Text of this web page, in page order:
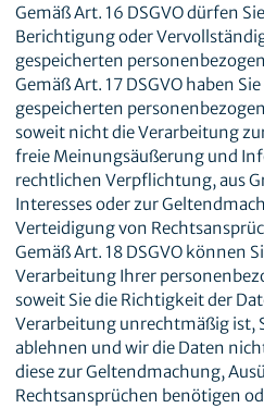
Gemäß Art. 16 DSGVO dürfen
Berichtigung oder
gespeicherten
Gemäß Art. 17 DSGVO haben
gespeicherten
soweit nicht die Verarbeitung
freie Meinungsäußerung und
rechtlichen Verpflichtung, aus
Interesses oder zur
Verteidigung von
Gemäß Art. 18 DSGVO können
Verarbeitung Ihrer
soweit Sie die Richtigkeit der
Verarbeitung unrechtmäßig ist,
ablehnen und wir die Daten
diese zur Geltendmachung,
Rechtsansprüchen benötigen